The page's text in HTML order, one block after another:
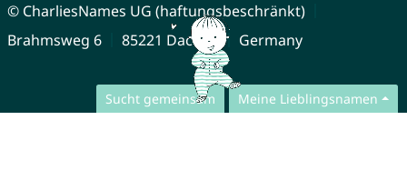
Sucht gemeinsam Meine Lieblingsnamen
© CharliesNames UG (haftungsbeschränkt)
Brahmsweg 6
85221 Dachau Germany